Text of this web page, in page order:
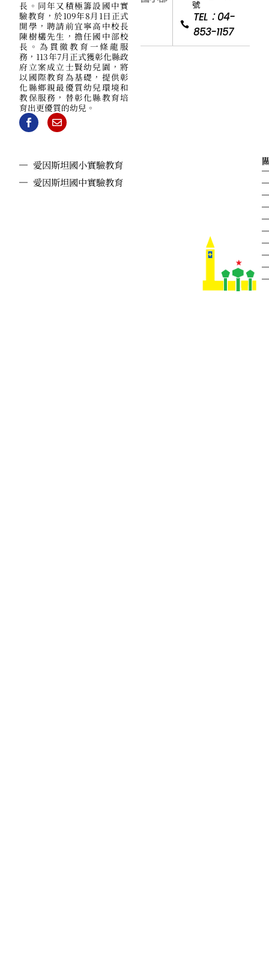
長。同年又積極籌設國中實
驗教育，於109年8月1日正式
開學，聘請前宜寧高中校長
陳樹欉先生，擔任國中部校
長。為貫徹教育一條龍服
務，113年7月正式獲彰化縣政
府立案成立士賢幼兒園，將
以國際教育為基礎，提供彰
化縣鄉親最優質幼兒環境和
教保服務，替彰化縣教育培
育出更優質的幼兒。
號
TEL：04-
853-1157
愛因斯坦國小實驗教育
愛因斯坦國中實驗教育